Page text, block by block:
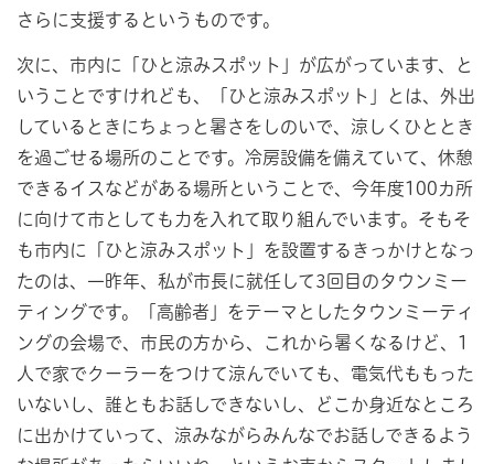
さらに支援するというものです。
次に、市内に「ひと涼みスポット」が広がっています、と
いうことですけれども、「ひと涼みスポット」とは、外出
しているときにちょっと暑さをしのいで、涼しくひととき
を過ごせる場所のことです。冷房設備を備えていて、休憩
できるイスなどがある場所ということで、今年度100カ所
に向けて市としても力を入れて取り組んでいます。そもそ
も市内に「ひと涼みスポット」を設置するきっかけとなっ
たのは、一昨年、私が市長に就任して3回目のタウンミー
ティングです。「高齢者」をテーマとしたタウンミーティ
ングの会場で、市民の方から、これから暑くなるけど、1
人で家でクーラーをつけて涼んでいても、電気代ももった
いないし、誰ともお話しできないし、どこか身近なところ
に出かけていって、涼みながらみんなでお話しできるよう